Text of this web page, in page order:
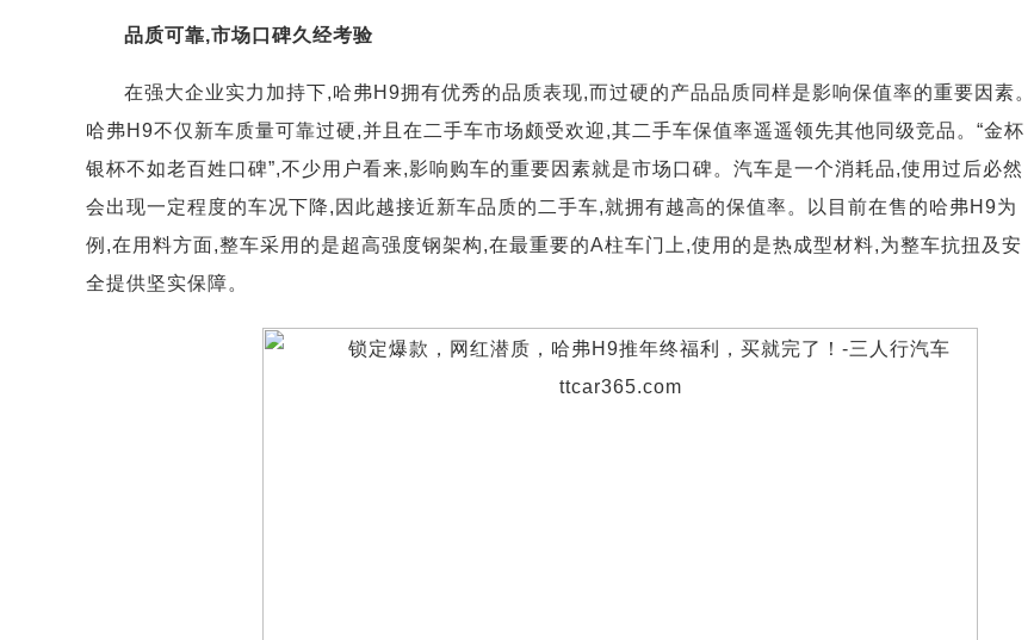
品质可靠,市场口碑久经考验
在强大企业实力加持下,哈弗H9拥有优秀的品质表现,而过硬的产品品质同样是影响保值率的重要因素。
哈弗H9不仅新车质量可靠过硬,并且在二手车市场颇受欢迎,其二手车保值率遥遥领先其他同级竞品。“金杯
银杯不如老百姓口碑”,不少用户看来,影响购车的重要因素就是市场口碑。汽车是一个消耗品,使用过后必然
会出现一定程度的车况下降,因此越接近新车品质的二手车,就拥有越高的保值率。以目前在售的哈弗H9为
例,在用料方面,整车采用的是超高强度钢架构,在最重要的A柱车门上,使用的是热成型材料,为整车抗扭及安
全提供坚实保障。